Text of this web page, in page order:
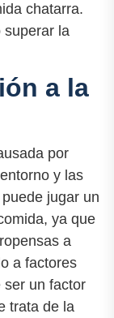
chatarra.
superar la
a la
por
y las
jugar un
ya que
a
a factores
ser un factor
trata de la